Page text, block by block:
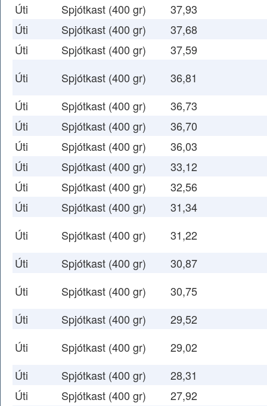
Úti
Spjótkast (400 gr)
37,93
Úti
Spjótkast (400 gr)
37,68
Úti
Spjótkast (400 gr)
37,59
Úti
Spjótkast (400 gr)
36,81
Úti
Spjótkast (400 gr)
36,73
Úti
Spjótkast (400 gr)
36,70
Úti
Spjótkast (400 gr)
36,03
Úti
Spjótkast (400 gr)
33,12
Úti
Spjótkast (400 gr)
32,56
Úti
Spjótkast (400 gr)
31,34
Úti
Spjótkast (400 gr)
31,22
Úti
Spjótkast (400 gr)
30,87
Úti
Spjótkast (400 gr)
30,75
Úti
Spjótkast (400 gr)
29,52
Úti
Spjótkast (400 gr)
29,02
Úti
Spjótkast (400 gr)
28,31
Úti
Spjótkast (400 gr)
27,92